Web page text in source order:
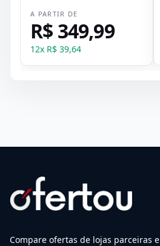
A PARTIR DE
R$ 349,99
12x R$ 39,64
Compare ofertas de lojas parceiras e